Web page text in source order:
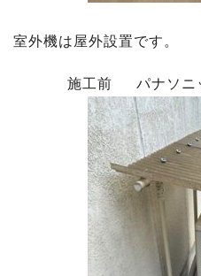
室外機は屋外設置です。
施工前 パナソニ